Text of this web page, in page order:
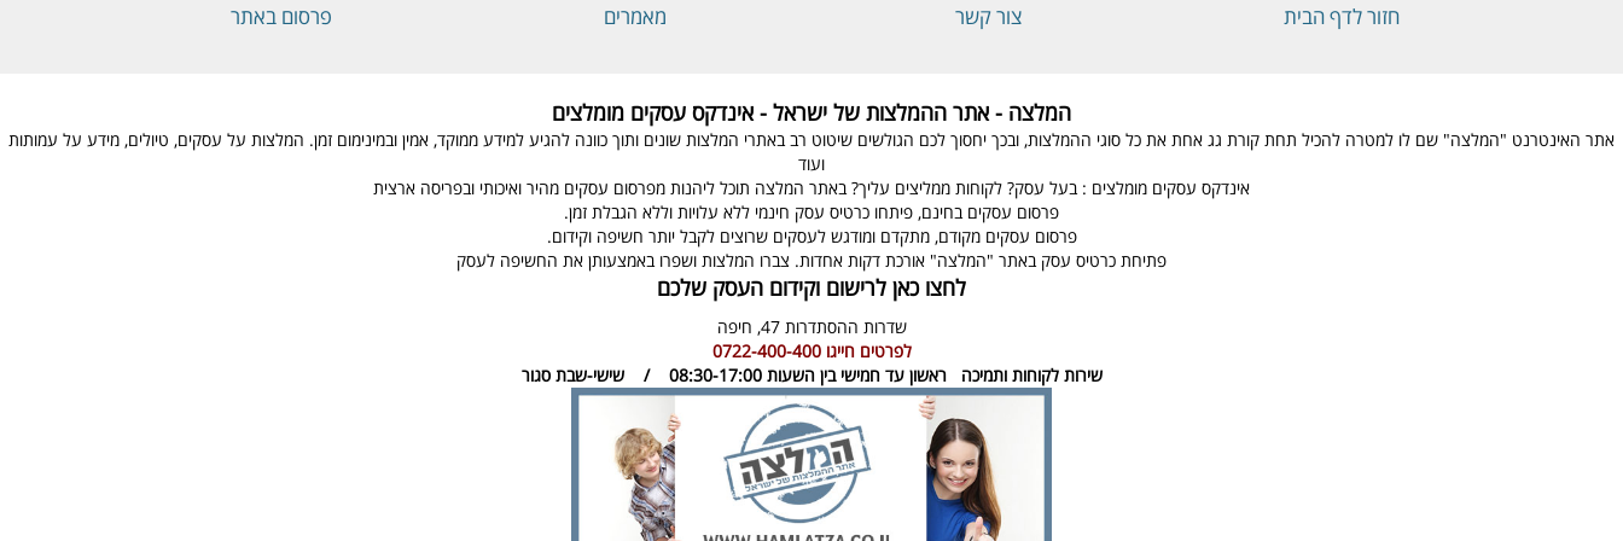
חזור לדף הבית צור קשר מאמרים פרסום באתר
המלצה - אתר ההמלצות של ישראל - אינדקס עסקים מומלצים
אתר האינטרנט "המלצה" שם לו למטרה להכיל תחת קורת גג אחת את כל סוגי ההמלצות, ובכך יחסוך לכם הגולשים שיטוט רב באתרי המלצות שונים ותוך כוונה להגיע למידע ממוקד, אמין ובמינימום זמן. המלצות על עסקים, טיולים, מידע על עמותות
ועוד
אינדקס עסקים מומלצים : בעל עסק? לקוחות ממליצים עליך? באתר המלצה תוכל ליהנות מפרסום עסקים מהיר ואיכותי ובפריסה ארצית
פרסום עסקים בחינם, פיתחו כרטיס עסק חינמי ללא עלויות וללא הגבלת זמן.
פרסום עסקים מקודם, מתקדם ומודגש לעסקים שרוצים לקבל יותר חשיפה וקידום.
פתיחת כרטיס עסק באתר "המלצה" אורכת דקות אחדות. צברו המלצות ושפרו באמצעותן את החשיפה לעסק
לחצו כאן לרישום וקידום העסק שלכם
שדרות ההסתדרות 47,
חיפה
לפרטים חייגו0722-400-400
שירות לקוחות ותמיכה
ראשון עד חמישי בין השעות 08:30-17:00 / שישי-שבת סגור